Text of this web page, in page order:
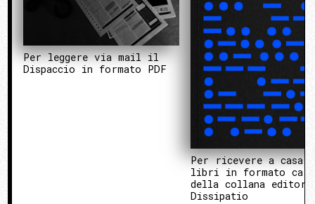
Per leggere via mail il
Dispaccio in formato PDF
Per ricevere a casa i
libri in formato
della collana
Dissipatio